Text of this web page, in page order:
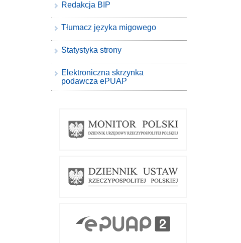
Redakcja BIP
Tłumacz języka migowego
Statystyka strony
Elektroniczna skrzynka
podawcza ePUAP